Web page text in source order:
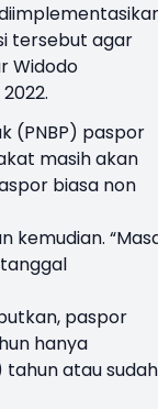
tersebut agar
Widodo
(PNBP) paspor
masih akan
biasa non
kemudian.
paspor
hanya
tahun atau sudah